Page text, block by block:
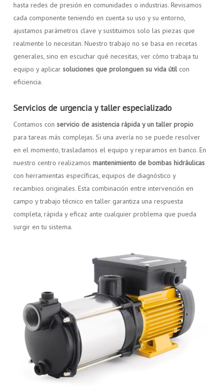
hasta redes de presión en comunidades o industrias. Revisamos
cada componente teniendo en cuenta su uso y su entorno,
ajustamos parámetros clave y sustituimos solo las piezas que
realmente lo necesitan. Nuestro trabajo no se basa en recetas
generales, sino en escuchar qué necesitas, ver cómo trabaja tu
equipo y aplicar soluciones que prolonguen su vida útil con
eficiencia.
Servicios de urgencia y taller especializado
Contamos con servicio de asistencia rápida y un taller propio
para tareas más complejas. Si una avería no se puede resolver
en el momento, trasladamos el equipo y reparamos en banco. En
nuestro centro realizamos mantenimiento de bombas hidráulicas
con herramientas específicas, equipos de diagnóstico y
recambios originales. Esta combinación entre intervención en
campo y trabajo técnico en taller garantiza una respuesta
completa, rápida y eficaz ante cualquier problema que pueda
surgir en tu sistema.